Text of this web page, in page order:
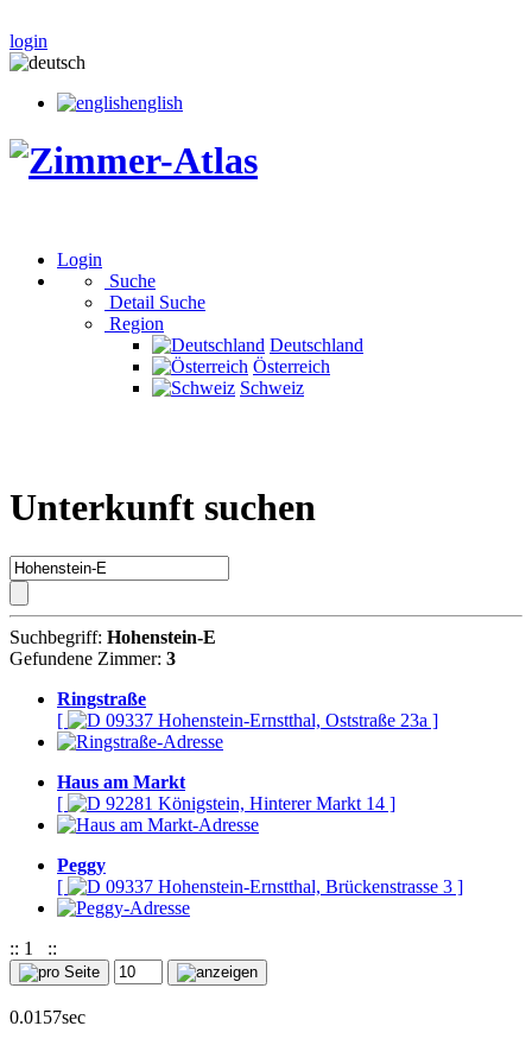
login
english
Login
Suche
Detail Suche
Region
Deutschland
Österreich
Schweiz
Unterkunft suchen
Suchbegriff: Hohenstein-E
Gefundene Zimmer: 3
Ringstraße
[
09337 Hohenstein-Ernstthal, Oststraße 23a ]
Haus am Markt
[
92281 Königstein, Hinterer Markt 14 ]
Peggy
[
09337 Hohenstein-Ernstthal, Brückenstrasse 3 ]
:: 1 ::
0.0157sec